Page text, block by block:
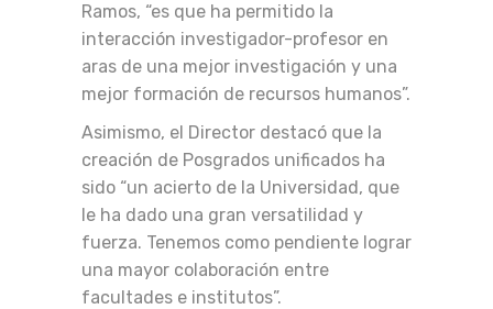
Ramos, “es que ha permitido la
interacción investigador-profesor en
aras de una mejor investigación y una
mejor formación de recursos humanos”.
Asimismo, el Director destacó que la
creación de Posgrados unificados ha
sido “un acierto de la Universidad, que
le ha dado una gran versatilidad y
fuerza. Tenemos como pendiente lograr
una mayor colaboración entre
facultades e institutos”.